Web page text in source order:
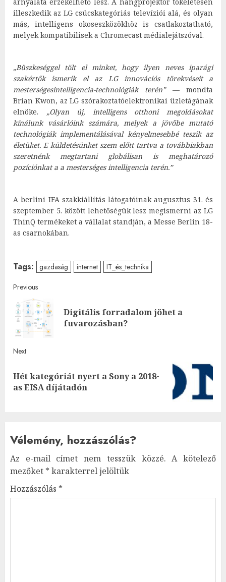
illeszkedik az LG csúcskategóriás televíziói alá, és olyan
más, intelligens okoseszközökhöz is csatlakoztatható,
melyek kompatibilisek a Chromecast médialejátszóval.
„Büszkeséggel tölt el minket, hogy ilyen neves iparági
szakértők ismerik el az LG innovációs törekvéseit a
mesterségesintelligencia-technológiák terén”— mondta
Brian Kwon, az LG szórakoztatóelektronikai üzletágának
elnöke. „Olyan új, intelligens otthoni megoldásokat
kínálunk vásárlóink számára, melyek a jövőbe mutató
technológiák implementálásával kényelmesebbé teszik az
életüket. E küldetésünket szem előtt tartva a továbbiakban
szeretnénk megtartani globálisan is meghatározó
pozíciónkat a a mesterséges intelligencia terén.”
A berlini IFA szakkiállítás látogatóinak augusztus 31. és
szeptember 5. között lehetőségük lesz megismerni az LG
ThinQ termékeket a vállalat standján, a Messe Berlin 18-
as csarnokában.
Tags: gazdaság internet IT_és_technika
Post
navigation
Previous
Digitális forradalom jöhet a
fuvarozásban?
Next
Next
post:
Hét kategóriát nyert a Sony a 2018-
as EISA díjátadón
Vélemény, hozzászólás?
Az e-mail címet nem tesszük közzé. A kötelező
mezőket * karakterrel jelöltük
Hozzászólás *